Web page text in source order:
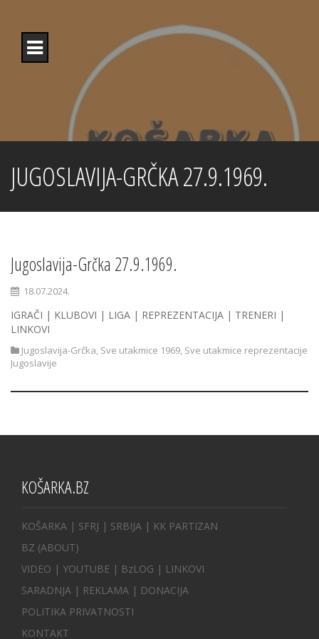
content
JUGOSLAVIJA-GRČKA 27.9.1969.
Jugoslavija-Grčka 27.9.1969.
18.07.2024.
IGRAČI | KLUBOVI | LIGA | REPREZENTACIJA | TRENERI |
LINKOVI
Jugoslavija-Grčka, Sve utakmice 1969, Sve utakmice reprezentacije
Jugoslavije
KOŠARKA.BZ
KOŠARKA | SFRJ | SRBIJA | KK PARTIZAN
BZ (ABOUT)
VIDEO | YOUTUBE | BzLOG | LINKOVI
SARADNJA | REKLAMA | DONACIJA
POLITIKA PRIVATNOSTI
KONTAKT